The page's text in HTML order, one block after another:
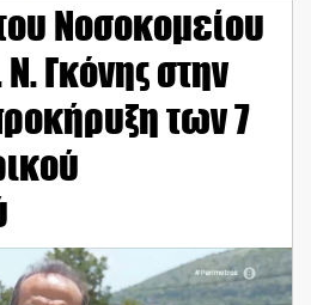
Νοσοκομείου
Γκόνης στην
των 7